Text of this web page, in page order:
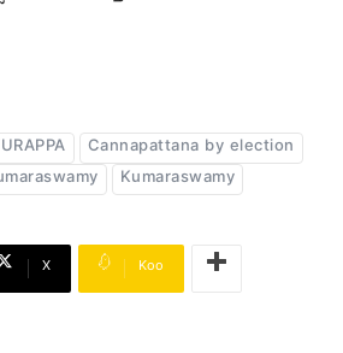
Cannapattana by election
Kumaraswamy
X Koo